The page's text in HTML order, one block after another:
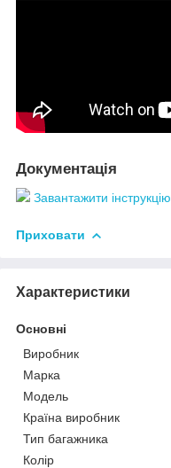
Документація
Завантажити інструкцію
Приховати
Характеристики
Основні
Виробник
Марка
Модель
Країна виробник
Тип багажника
Колір